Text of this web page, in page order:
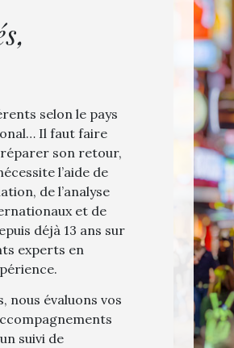
selon le pays
Il faut faire
son retour,
l’aide de
de l’analyse
et de
déjà 13 ans sur
experts en
nous évaluons vos
suivi de